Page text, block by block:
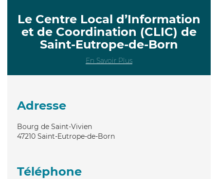
Le Centre Local d’Information
et de Coordination (CLIC) de
Saint-Eutrope-de-Born
En Savoir Plus
Adresse
Bourg de Saint-Vivien
47210 Saint-Eutrope-de-Born
Téléphone